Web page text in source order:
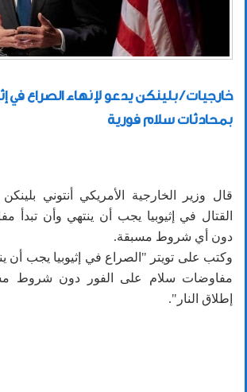
خارجيات / بلينكن يدعو لإنهاء الصراع في
بمحادثات سلام فورية
قال وزير الخارجية الأمريكي أنتوني
القتال في إثيوبيا يجب أن ينتهي وأن تبدأ
دون أي شروط مسبقة.
وكتب على تويتر "الصراع في إثيوبيا يجب أن
مفاوضات سلام على الفور دون شروط
إطلاق النار".